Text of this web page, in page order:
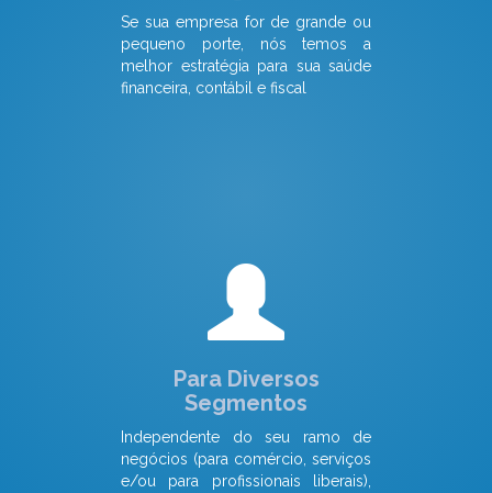
Se sua empresa for de grande ou
pequeno porte, nós temos a
melhor estratégia para sua saúde
financeira, contábil e fiscal
Para Diversos
Segmentos
Independente do seu ramo de
negócios (para comércio, serviços
e/ou para profissionais liberais),